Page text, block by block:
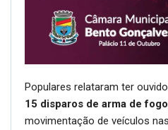
Populares relataram ter
15 disparos de arma de fogo
movimentação de veículos